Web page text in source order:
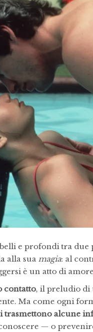
e profondi tra due
alla sua magia: al
è un atto di
contatto, il preludio di
Ma come ogni
trasmettono alcune
— o